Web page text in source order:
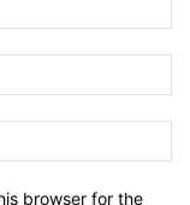
browser for the